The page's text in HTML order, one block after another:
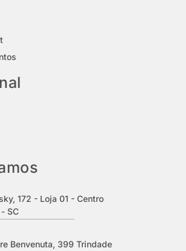
172 - Loja 01 - Centro
SC
Benvenuta, 399 Trindade